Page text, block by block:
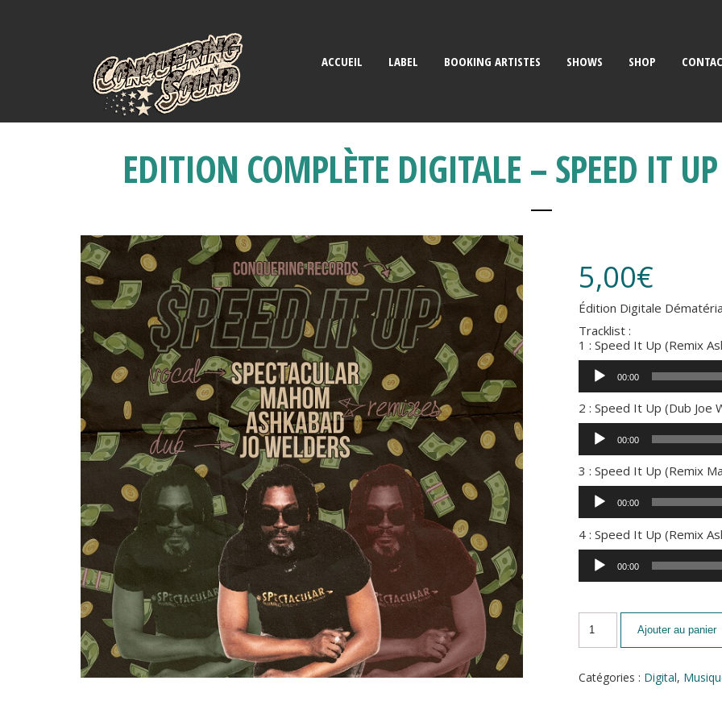
ACCUEIL LABEL BOOKING ARTISTES SHOWS SHOP
EDITION COMPLÈTE DIGITALE – SPEED IT
5,00€
Édition Digitale
Tracklist :
1 : Speed It Up (Remix
Lecteur
audio
00:00
2 : Speed It Up (Dub Joe
Lecteur
audio
00:00
3 : Speed It Up (Remix
Lecteur
audio
00:00
4 : Speed It Up (Remix
Lecteur
audio
00:00
Ajouter au panier
Catégories : Digital,